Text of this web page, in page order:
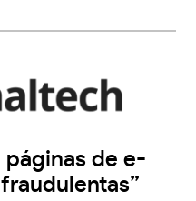
páginas de e-